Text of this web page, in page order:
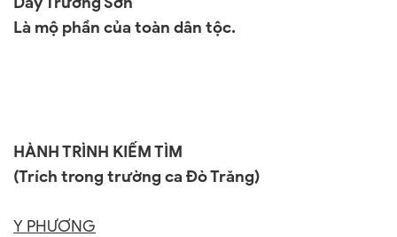
Là mộ phần của toàn dân tộc.
HÀNH TRÌNH KIẾM TÌM
(Trích trong trường ca Đò Trăng)
Y PHƯƠNG